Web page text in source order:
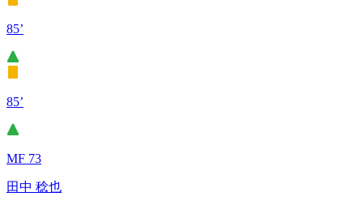
85’
85’
MF 73
田中 稔也